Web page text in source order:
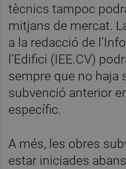
tècnics tampoc
mitjans de mercat.
a la redacció de
l’Edifici (IEE.CV)
sempre que no haja
subvenció anterior
específic.
A més, les obres
estar iniciades